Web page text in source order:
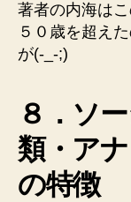
著者の内海はこ
５０歳を超え
が(-_-;)
８．ソ
類・ア
の特徴